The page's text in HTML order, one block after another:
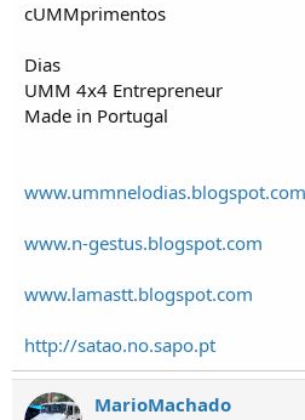
cUMMprimentos
Dias
UMM 4x4 Entrepreneur
Made in Portugal
www.ummnelodias.blogspot.com
www.n-gestus.blogspot.com
www.lamastt.blogspot.com
http://satao.no.sapo.pt
MarioMachado